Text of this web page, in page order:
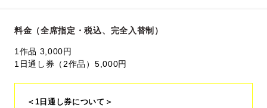
料金（全席指定・税込、完全入替制）
1作品 3,000円
1日通し券（2作品）5,000円
＜1日通し券について＞